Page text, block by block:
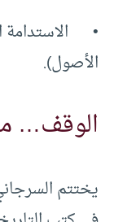
• الاستدامة
الأصول).
الوقف…
يختتم